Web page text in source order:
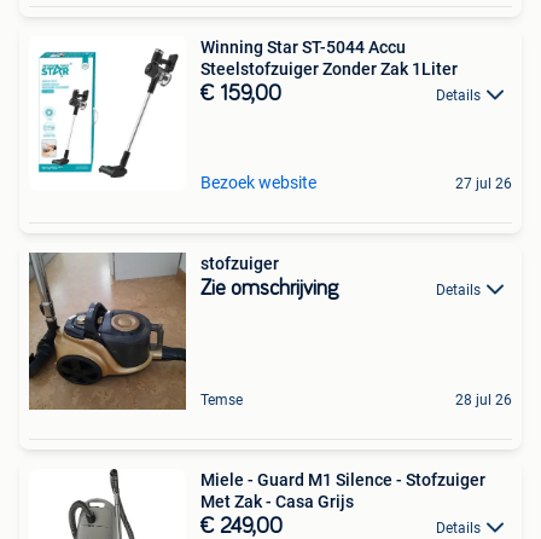
Winning Star ST-5044 Accu
Steelstofzuiger Zonder Zak 1Liter
€ 159,00 Details
Bezoek website 27 jul 26
stofzuiger
Zie omschrijving Details
Temse 28 jul 26
Miele - Guard M1 Silence - Stofzuiger
Met Zak - Casa Grijs
€ 249,00 Details